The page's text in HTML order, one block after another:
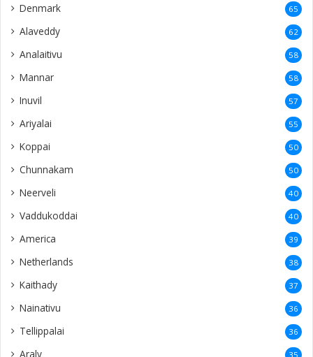
Denmark 65
Alaveddy 62
Analaitivu 58
Mannar 58
Inuvil 57
Ariyalai 55
Koppai 50
Chunnakam 50
Neerveli 40
Vaddukoddai 40
America 39
Netherlands 38
Kaithady 37
Nainativu 36
Tellippalai 36
Araly 35